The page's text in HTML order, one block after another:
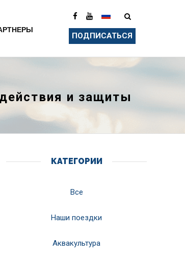
ПОДПИСАТЬСЯ
и защиты
КАТЕГОРИИ
Все
Наши поездки
Аквакультура